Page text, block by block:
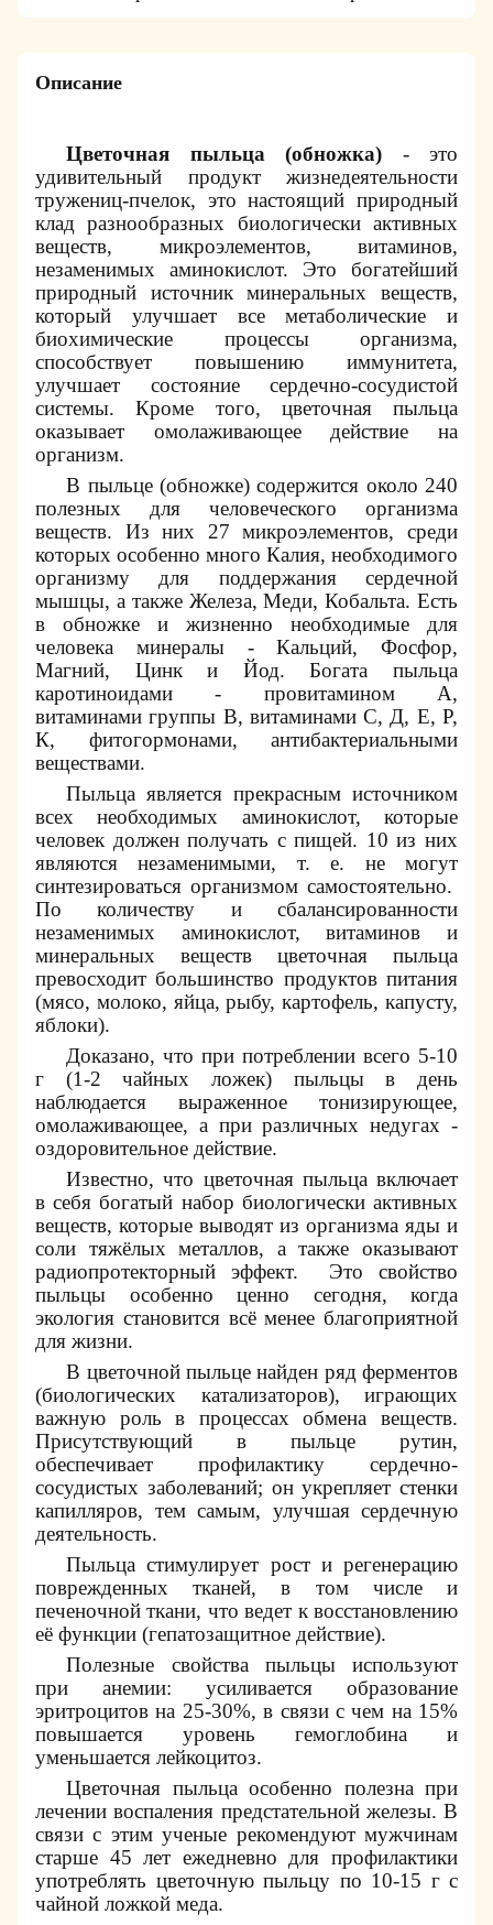
Описание
Цветочная пыльца (обножка) - это
удивительный продукт жизнедеятельности
тружениц-пчелок, это настоящий природный
клад разнообразных биологически активных
веществ, микроэлементов, витаминов,
незаменимых аминокислот. Это богатейший
природный источник минеральных веществ,
который улучшает все метаболические и
биохимические процессы организма,
способствует повышению иммунитета,
улучшает состояние сердечно-сосудистой
системы. Кроме того, цветочная пыльца
оказывает омолаживающее действие на
организм.
В пыльце (обножке) содержится около 240
полезных для человеческого организма
веществ. Из них 27 микроэлементов, среди
которых особенно много Калия, необходимого
организму для поддержания сердечной
мышцы, а также Железа, Меди, Кобальта. Есть
в обножке и жизненно необходимые для
человека минералы - Кальций, Фосфор,
Магний, Цинк и Йод. Богата пыльца
каротиноидами - провитамином А,
витаминами группы В, витаминами С, Д, Е, Р,
К, фитогормонами, антибактериальными
веществами.
Пыльца является прекрасным источником
всех необходимых аминокислот, которые
человек должен получать с пищей. 10 из них
являются незаменимыми, т. е. не могут
синтезироваться организмом самостоятельно.
По количеству и сбалансированности
незаменимых аминокислот, витаминов и
минеральных веществ цветочная пыльца
превосходит большинство продуктов питания
(мясо, молоко, яйца, рыбу, картофель, капусту,
яблоки).
Доказано, что при потреблении всего 5-10
г (1-2 чайных ложек) пыльцы в день
наблюдается выраженное тонизирующее,
омолаживающее, а при различных недугах -
оздоровительное действие.
Известно, что цветочная пыльца включает
в себя богатый набор биологически активных
веществ, которые выводят из организма яды и
соли тяжёлых металлов, а также оказывают
радиопротекторный эффект.
Это свойство
пыльцы особенно ценно сегодня, когда
экология становится всё менее благоприятной
для жизни.
В цветочной пыльце найден ряд ферментов
(биологических катализаторов), играющих
важную роль в процессах обмена веществ.
Присутствующий в пыльце рутин,
обеспечивает профилактику сердечно-
сосудистых заболеваний; он укрепляет стенки
капилляров, тем самым, улучшая сердечную
деятельность.
Пыльца стимулирует рост и регенерацию
поврежденных тканей, в том числе и
печеночной ткани, что ведет к восстановлению
её функции (гепатозащитное действие).
Полезные свойства пыльцы используют
при анемии: усиливается образование
эритроцитов на 25-30%, в связи с чем на 15%
повышается уровень гемоглобина и
уменьшается лейкоцитоз.
Цветочная пыльца особенно полезна при
лечении воспаления предстательной железы. В
связи с этим ученые рекомендуют мужчинам
старше 45 лет ежедневно для профилактики
употреблять цветочную пыльцу по 10-15 г с
чайной ложкой меда.